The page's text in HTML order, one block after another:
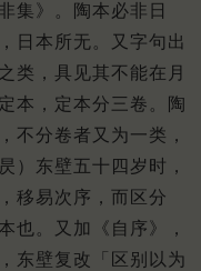
集》。陶本必非日
日本所无。又字句出
类，具见其不能在月
本，定本分三卷。陶
不分卷者又为一类，
）东壁五十四岁时，
移易次序，而区分
也。又加《自序》，
东壁复改「区别以为